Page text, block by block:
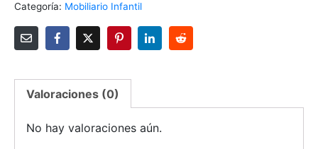
Categoría: Mobiliario Infantil
Valoraciones (0)
No hay valoraciones aún.